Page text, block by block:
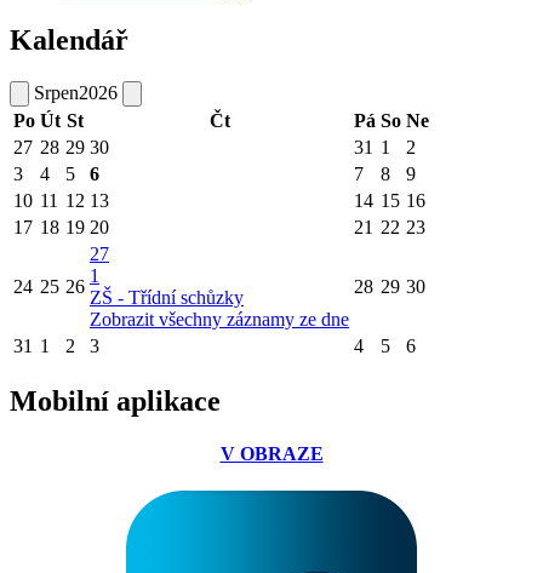
Kalendář
Srpen2026
Po Út St Čt Pá So Ne
27 28 29 30 31 1
2
3
4 5 6 7 8
9
10 11 12 13 14 15 16
17 18 19 20 21 22 23
24 25 26
27
1
ZŠ - Třídní schůzky
Zobrazit všechny záznamy ze dne
28 29 30
31 1 2 3 4 5 6
Mobilní aplikace
V OBRAZE